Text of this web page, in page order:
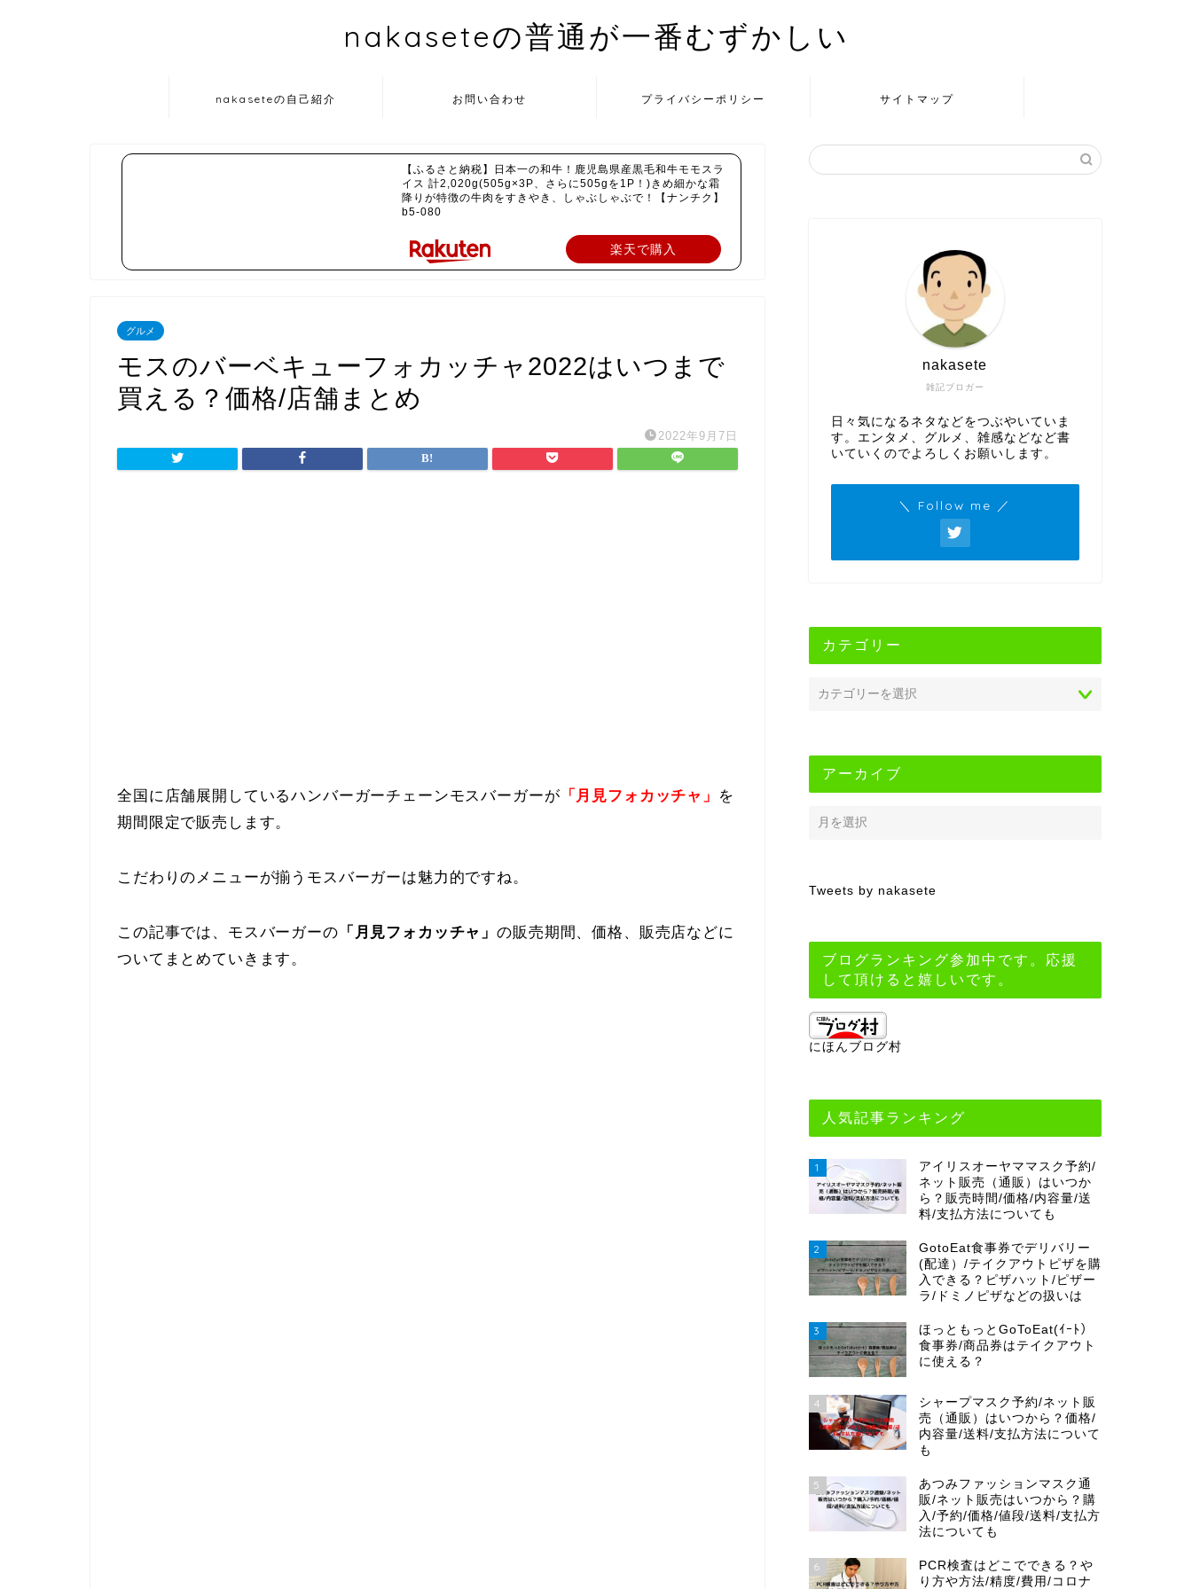
nakaseteの普通が一番むずかしい
nakaseteの自己紹介 お問い合わせ プライバシーポリシー サイトマップ
【ふるさと納税】日本一の和牛！鹿児島県産黒毛和牛モモスラ
イス 計2,020g(505g×3P、さらに505gを1P！)きめ細かな霜
降りが特徴の牛肉をすきやき、しゃぶしゃぶで！【ナンチク】
b5-080
楽天で購入
グルメ
モスのバーベキューフォカッチャ2022はいつまで
買える？価格/店舗まとめ
2022年9月7日
全国に店舗展開しているハンバーガーチェーンモスバーガーが 「月見フォカッチャ」
を
期間限定で販売します。
こだわりのメニューが揃うモスバーガーは魅力的ですね。
この記事では、モスバーガーの 「月見フォカッチャ」の販売期間、価格、販売店などに
ついてまとめていきます。
雑記ブロガー
nakasete
日々気になるネタなどをつぶやいていま
す。エンタメ、グルメ、雑感などなど書
いていくのでよろしくお願いします。
＼ Follow me ／
カテゴリー
アーカイブ
Tweets by nakasete
ブログランキング参加中です。応援
して頂けると嬉しいです。
にほんブログ村
人気記事ランキング
1
アイリスオーヤママスク予約/
ネット販売（通販）はいつか
ら？販売時間/価格/内容量/送
料/支払方法についても
2
GotoEat食事券でデリバリー
(配達）/テイクアウトピザを購
入できる？ピザハット/ピザー
ラ/ドミノピザなどの扱いは
3
ほっともっとGoToEat(ｲｰﾄ）
食事券/商品券はテイクアウト
に使える？
4
シャープマスク予約/ネット販
売（通販）はいつから？価格/
内容量/送料/支払方法について
も
5
あつみファッションマスク通
販/ネット販売はいつから？購
入/予約/価格/値段/送料/支払方
法についても
6
PCR検査はどこでできる？や
り方や方法/精度/費用/コロナ